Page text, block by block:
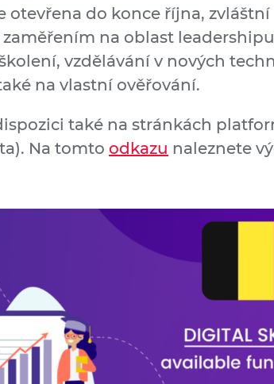
otevřena do konce října,
na oblast
vzdělávání v nových
na vlastní ověřování.
také na stránkách
Na tomto odkazu naleznete